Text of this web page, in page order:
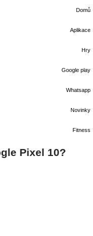
Domů
Aplikace
Hry
Google play
Whatsapp
Novinky
Fitness
Pixel 10?